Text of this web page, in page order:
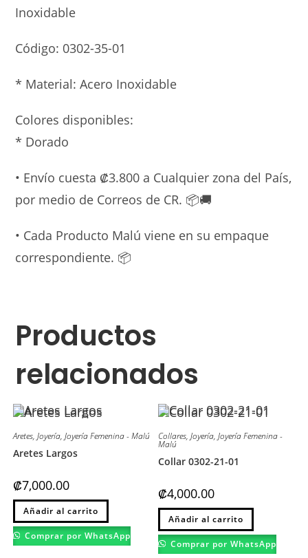
Inoxidable
Código: 0302-35-01
* Material: Acero Inoxidable
Colores disponibles:
* Dorado
• Envío cuesta ₡3.800 a Cualquier zona del País,
por medio de Correos de CR. 📦🚚
• Cada Producto Malú viene en su empaque
correspondiente. 📦
Productos
relacionados
Aretes, Joyería, Joyería Femenina - Malú
Aretes Largos
₡7,000.00
Añadir al carrito
Este
tiene
múltiples
variantes.
Comprar por WhatsApp
Collares,Joyería,Joyería Femenina -
Malú
Collar 0302-21-01
₡4,000.00
Añadir al carrito
Este
tiene
múltiples
variantes.
Comprar por WhatsApp